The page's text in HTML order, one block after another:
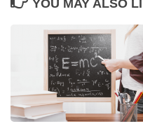
YOU MAY ALSO